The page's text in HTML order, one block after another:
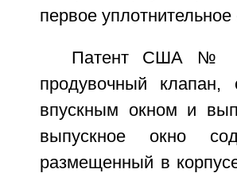
первое уплотнительное
Патент США №
продувочный
впускным окном и
выпускное окно
размещенный в